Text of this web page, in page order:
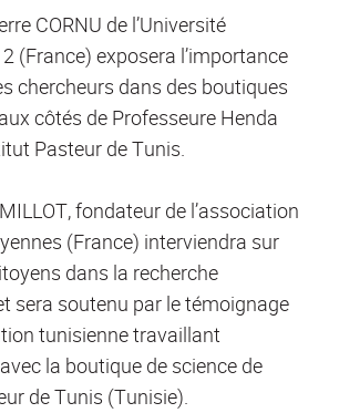
CORNU de l’Université
(France) exposera l’importance
chercheurs dans des boutiques
côtés de Professeure Henda
Pasteur de Tunis.
fondateur de l’association
(France) interviendra sur
dans la recherche
sera soutenu par le témoignage
tunisienne travaillant
la boutique de science de
de Tunis (Tunisie).